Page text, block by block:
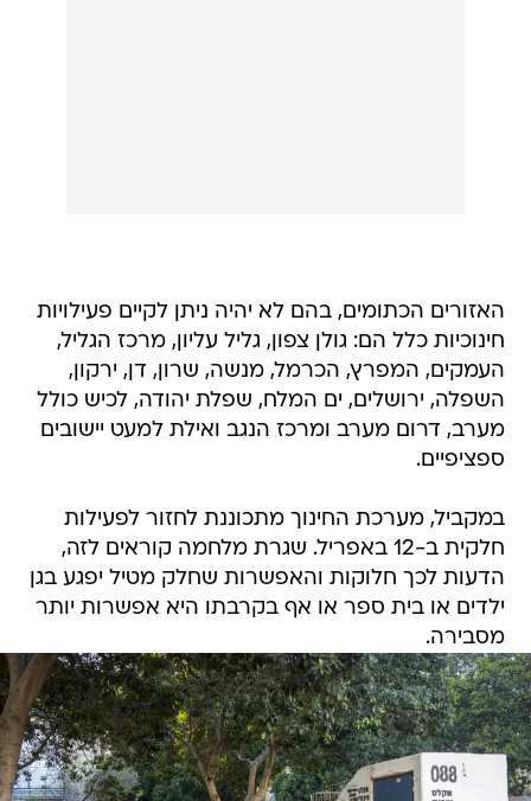
האזורים הכתומים, בהם לא יהיה ניתן לקיים פעילויות
חינוכיות כלל הם: גולן צפון, גליל עליון, מרכז הגליל,
העמקים, המפרץ, הכרמל, מנשה, שרון, דן, ירקון,
השפלה, ירושלים, ים המלח, שפלת יהודה, לכיש כולל
מערב, דרום מערב ומרכז הנגב ואילת למעט יישובים
ספציפיים.
במקביל, מערכת החינוך מתכוננת לחזור לפעילות
חלקית ב-12 באפריל. שגרת מלחמה קוראים לזה,
הדעות לכך חלוקות והאפשרות שחלק מטיל יפגע בגן
ילדים או בית ספר או אף בקרבתו היא אפשרות יותר
מסבירה.